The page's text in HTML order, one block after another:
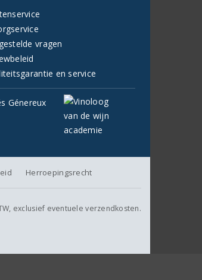
vragen
en service
Herroepingsrecht
exclusief eventuele verzendkosten.